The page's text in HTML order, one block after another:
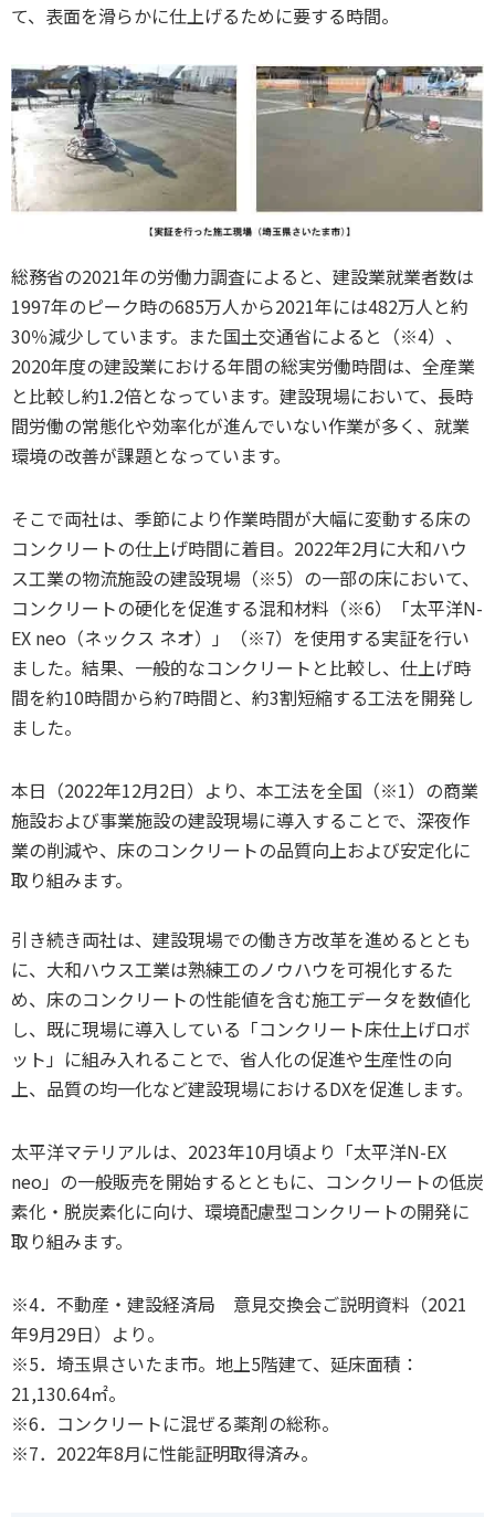
て、表面を滑らかに仕上げるために要する時間。
総務省の2021年の労働力調査によると、建設業就業者数は
1997年のピーク時の685万人から2021年には482万人と約
30％減少しています。また国土交通省によると（※4）、
2020年度の建設業における年間の総実労働時間は、全産業
と比較し約1.2倍となっています。建設現場において、長時
間労働の常態化や効率化が進んでいない作業が多く、就業
環境の改善が課題となっています。
そこで両社は、季節により作業時間が大幅に変動する床の
コンクリートの仕上げ時間に着目。2022年2月に大和ハウ
ス工業の物流施設の建設現場（※5）の一部の床において、
コンクリートの硬化を促進する混和材料（※6）「太平洋N-
EX neo（ネックス ネオ）」（※7）を使用する実証を行い
ました。結果、一般的なコンクリートと比較し、仕上げ時
間を約10時間から約7時間と、約3割短縮する工法を開発し
ました。
本日（2022年12月2日）より、本工法を全国（※1）の商業
施設および事業施設の建設現場に導入することで、深夜作
業の削減や、床のコンクリートの品質向上および安定化に
取り組みます。
引き続き両社は、建設現場での働き方改革を進めるととも
に、大和ハウス工業は熟練工のノウハウを可視化するた
め、床のコンクリートの性能値を含む施工データを数値化
し、既に現場に導入している「コンクリート床仕上げロボ
ット」に組み入れることで、省人化の促進や生産性の向
上、品質の均一化など建設現場におけるDXを促進します。
太平洋マテリアルは、2023年10月頃より「太平洋N-EX
neo」の一般販売を開始するとともに、コンクリートの低炭
素化・脱炭素化に向け、環境配慮型コンクリートの開発に
取り組みます。
※4．不動産・建設経済局 意見交換会ご説明資料（2021
年9月29日）より。
※5．埼玉県さいたま市。地上5階建て、延床面積：
21,130.64㎡。
※6．コンクリートに混ぜる薬剤の総称。
※7．2022年8月に性能証明取得済み。